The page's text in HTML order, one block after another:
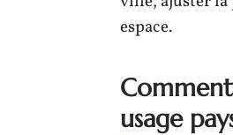
espace.
usage